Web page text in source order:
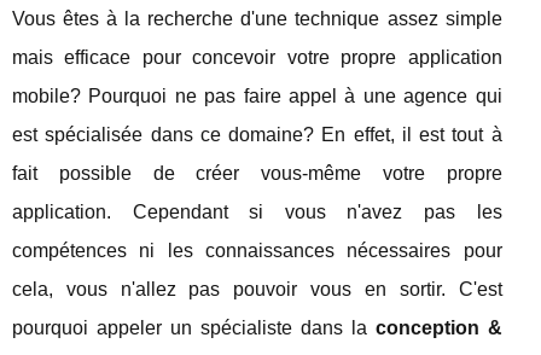
Vous êtes à la recherche d'une technique assez simple
mais efficace pour concevoir votre propre application
mobile? Pourquoi ne pas faire appel à une agence qui
est spécialisée dans ce domaine? En effet, il est tout à
fait possible de créer vous-même votre propre
application. Cependant si vous n'avez pas les
compétences ni les connaissances nécessaires pour
cela, vous n'allez pas pouvoir vous en sortir. C'est
pourquoi appeler un spécialiste dans la conception &